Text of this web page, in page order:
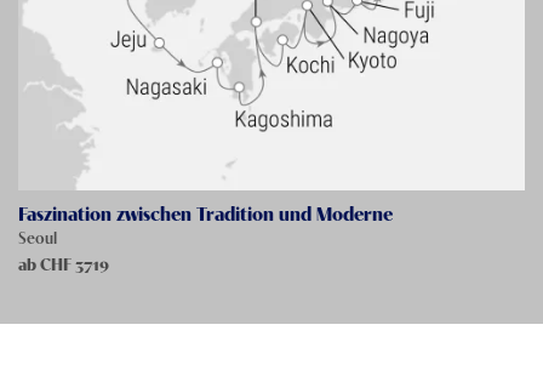
Faszination zwischen Tradition und Moderne
Seoul
ab CHF3719